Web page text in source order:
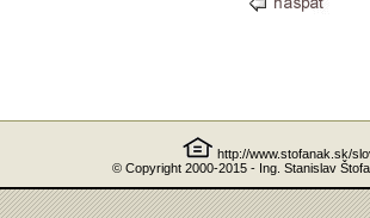
http://www.stofanak.sk/
© Copyright 2000-2015 - Ing. Stanislav